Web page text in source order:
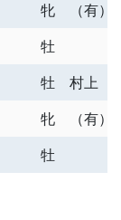
牝
（有
牡
牡
村上
牝
（有
牡